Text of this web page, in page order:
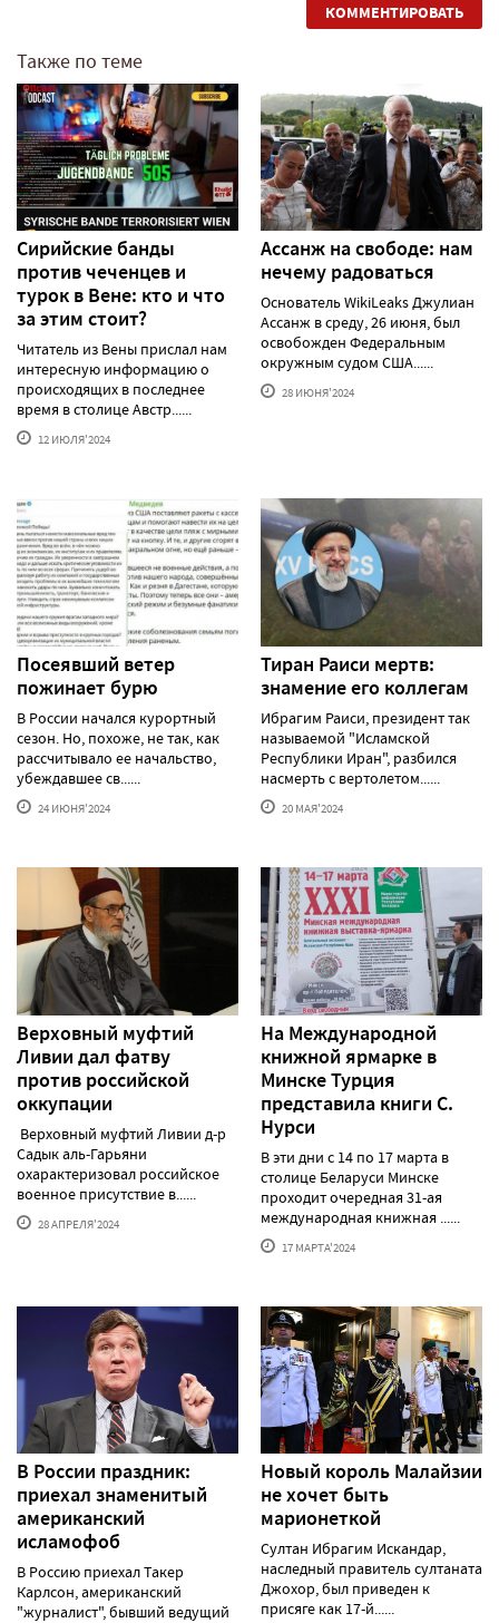
КОММЕНТИРОВАТЬ
Также по теме
Сирийские банды
против чеченцев и
турок в Вене: кто и что
за этим стоит?
Читатель из Вены прислал нам
интересную информацию о
происходящих в последнее
время в столице Австр......
12 ИЮЛЯ'2024
Ассанж на свободе: нам
нечему радоваться
Основатель WikiLeaks Джулиан
Ассанж в среду, 26 июня, был
освобожден Федеральным
окружным судом США......
28 ИЮНЯ'2024
Посеявший ветер
пожинает бурю
В России начался курортный
сезон. Но, похоже, не так, как
рассчитывало ее начальство,
убеждавшее св......
24 ИЮНЯ'2024
Тиран Раиси мертв:
знамение его коллегам
Ибрагим Раиси, президент так
называемой "Исламской
Республики Иран", разбился
насмерть с вертолетом......
20 МАЯ'2024
Верховный муфтий
Ливии дал фатву
против российской
оккупации
Верховный муфтий Ливии д-р
Садык аль-Гарьяни
охарактеризовал российское
военное присутствие в......
28 АПРЕЛЯ'2024
На Международной
книжной ярмарке в
Минске Турция
представила книги С.
Нурси
В эти дни с 14 по 17 марта в
столице Беларуси Минске
проходит очередная 31-ая
международная книжная ......
17 МАРТА'2024
В России праздник:
приехал знаменитый
американский
исламофоб
В Россию приехал Такер
Карлсон, американский
"журналист", бывший ведущий
Новый король Малайзии
не хочет быть
марионеткой
Султан Ибрагим Искандар,
наследный правитель султаната
Джохор, был приведен к
присяге как 17-й......